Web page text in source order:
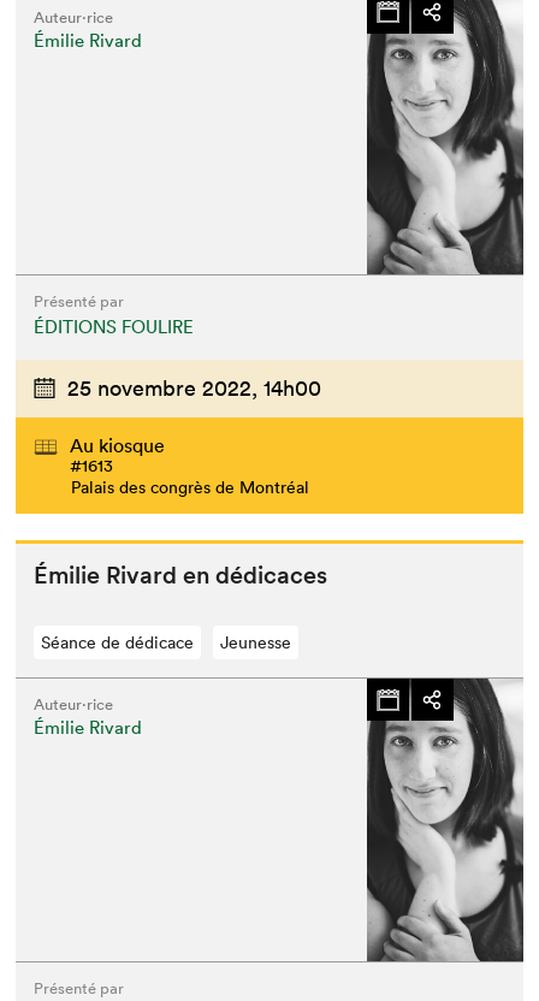
Auteur·rice
Émilie Rivard
Présenté par
ÉDITIONS FOULIRE
25 novembre 2022, 14h00
Au kiosque
#1613
Palais des congrès de Montréal
Émi­lie Rivard en dédicaces
Séance de dédicace Jeunesse
Auteur·rice
Émilie Rivard
Présenté par